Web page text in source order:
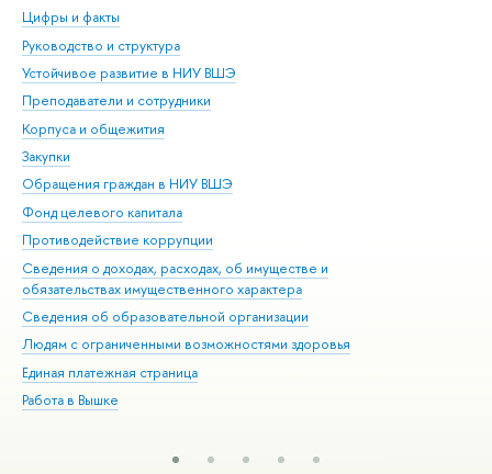
Цифры и факты
Руководство и структура
Устойчивое развитие в НИУ ВШЭ
Преподаватели и сотрудники
Корпуса и общежития
Закупки
Обращения граждан в НИУ ВШЭ
Фонд целевого капитала
Противодействие коррупции
Сведения о доходах, расходах, об имуществе и
обязательствах имущественного характера
Сведения об образовательной организации
Людям с ограниченными возможностями здоровья
Единая платежная страница
Работа в Вышке